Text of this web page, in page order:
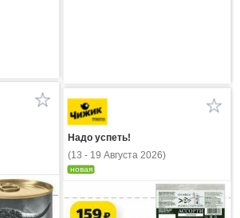
Надо успеть!
(13 - 19 Августа 2026)
новая